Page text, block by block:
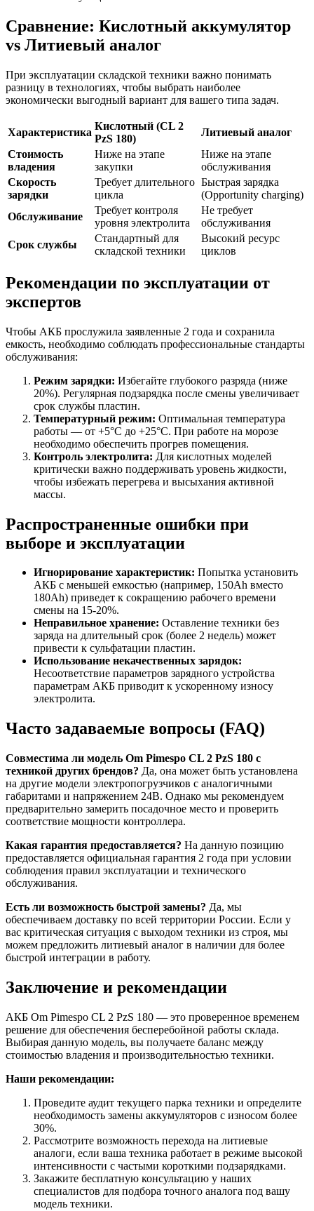
Сравнение: Кислотный аккумулятор
vs Литиевый аналог
При эксплуатации складской техники важно понимать
разницу в технологиях, чтобы выбрать наиболее
экономически выгодный вариант для вашего типа задач.
Характеристика
Кислотный (CL 2
PzS 180)
Литиевый аналог
Стоимость
владения
Ниже на этапе
закупки
Ниже на этапе
обслуживания
Скорость
зарядки
Требует длительного
цикла
Быстрая зарядка
(Opportunity charging)
Обслуживание
Требует контроля
уровня электролита
Не требует
обслуживания
Срок службы
Стандартный для
складской техники
Высокий ресурс
циклов
Рекомендации по эксплуатации от
экспертов
Чтобы АКБ прослужила заявленные 2 года и сохранила
емкость, необходимо соблюдать профессиональные стандарты
обслуживания:
Режим зарядки: Избегайте глубокого разряда (ниже
20%). Регулярная подзарядка после смены увеличивает
срок службы пластин.
Температурный режим: Оптимальная температура
работы — от +5°C до +25°C. При работе на морозе
необходимо обеспечить прогрев помещения.
Контроль электролита: Для кислотных моделей
критически важно поддерживать уровень жидкости,
чтобы избежать перегрева и высыхания активной
массы.
Распространенные ошибки при
выборе и эксплуатации
Игнорирование характеристик: Попытка установить
АКБ с меньшей емкостью (например, 150Ah вместо
180Ah) приведет к сокращению рабочего времени
смены на 15-20%.
Неправильное хранение: Оставление техники без
заряда на длительный срок (более 2 недель) может
привести к сульфатации пластин.
Использование некачественных зарядок:
Несоответствие параметров зарядного устройства
параметрам АКБ приводит к ускоренному износу
электролита.
Часто задаваемые вопросы (FAQ)
Совместима ли модель Om Pimespo CL 2 PzS 180 с
техникой других брендов? Да, она может быть установлена
на другие модели электропогрузчиков с аналогичными
габаритами и напряжением 24В. Однако мы рекомендуем
предварительно замерить посадочное место и проверить
соответствие мощности контроллера.
Какая гарантия предоставляется? На данную позицию
предоставляется официальная гарантия 2 года при условии
соблюдения правил эксплуатации и технического
обслуживания.
Есть ли возможность быстрой замены? Да, мы
обеспечиваем доставку по всей территории России. Если у
вас критическая ситуация с выходом техники из строя, мы
можем предложить литиевый аналог в наличии для более
быстрой интеграции в работу.
Заключение и рекомендации
АКБ Om Pimespo CL 2 PzS 180 — это проверенное временем
решение для обеспечения бесперебойной работы склада.
Выбирая данную модель, вы получаете баланс между
стоимостью владения и производительностью техники.
Наши рекомендации:
Проведите аудит текущего парка техники и определите
необходимость замены аккумуляторов с износом более
30%.
Рассмотрите возможность перехода на литиевые
аналоги, если ваша техника работает в режиме высокой
интенсивности с частыми короткими подзарядками.
Закажите бесплатную консультацию у наших
специалистов для подбора точного аналога под вашу
модель техники.